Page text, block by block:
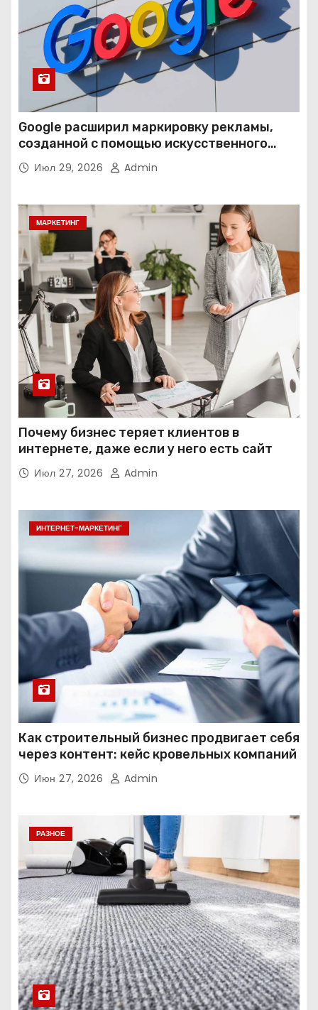
Google расширил маркировку рекламы,
созданной с помощью искусственного
интеллекта
Июл 29, 2026 Admin
МАРКЕТИНГ
Почему бизнес теряет клиентов в
интернете, даже если у него есть сайт
Июл 27, 2026 Admin
ИНТЕРНЕТ-МАРКЕТИНГ
Как строительный бизнес продвигает себя
через контент: кейс кровельных компаний
Июн 27, 2026 Admin
РАЗНОЕ